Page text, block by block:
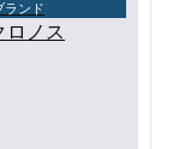
ランド
ロノス